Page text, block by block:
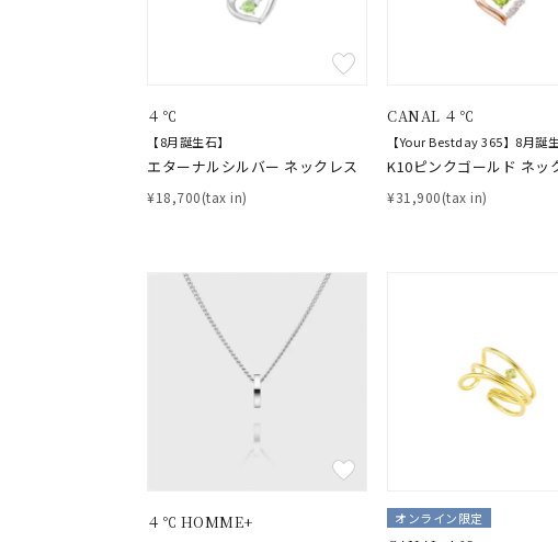
４℃
【8月誕生石】
エターナルシルバー ネックレス
¥18,700(tax in)
CANAL ４℃
【Your Bestday 365】8月誕
K10ピンクゴールド ネッ
¥31,900(tax in)
４℃ HOMME+
オンライン限定